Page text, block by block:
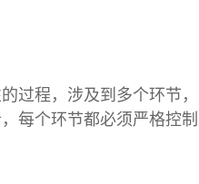
过程，涉及到多个环节，
每个环节都必须严格控制